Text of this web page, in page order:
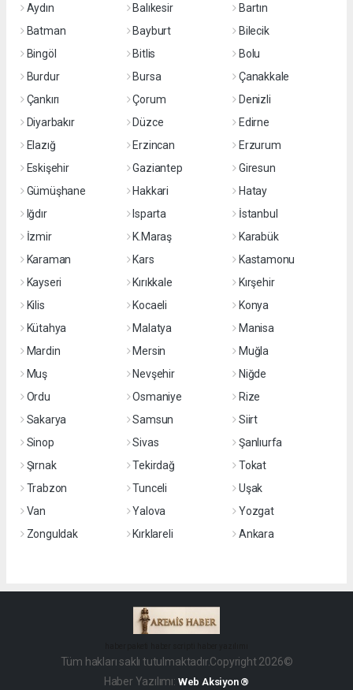
Aydın
Balıkesir
Bartın
Batman
Bayburt
Bilecik
Bingöl
Bitlis
Bolu
Burdur
Bursa
Çanakkale
Çankırı
Çorum
Denizli
Diyarbakır
Düzce
Edirne
Elazığ
Erzincan
Erzurum
Eskişehir
Gaziantep
Giresun
Gümüşhane
Hakkari
Hatay
Iğdır
Isparta
İstanbul
İzmir
K.Maraş
Karabük
Karaman
Kars
Kastamonu
Kayseri
Kırıkkale
Kırşehir
Kilis
Kocaeli
Konya
Kütahya
Malatya
Manisa
Mardin
Mersin
Muğla
Muş
Nevşehir
Niğde
Ordu
Osmaniye
Rize
Sakarya
Samsun
Siirt
Sinop
Sivas
Şanlıurfa
Şırnak
Tekirdağ
Tokat
Trabzon
Tunceli
Uşak
Van
Yalova
Yozgat
Zonguldak
Kırklareli Ankara
Tüm hakları saklı tutulmaktadır.Copyright 2026©
Haber Yazılımı: Web Aksiyon ®